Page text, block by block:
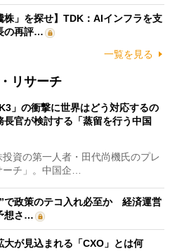
株」を探せ】TDK：AIインフラを支
の再評…
一覧を見る
リサーチ
」の衝撃に世界はどう対応するの
官が検討する「蒸留を行う中国
資の第一人者・田代尚機氏のプレ
チ」。中国企…
で政策のテコ入れ必至か 経済運営
想さ…
大が見込まれる「CXO」とは何